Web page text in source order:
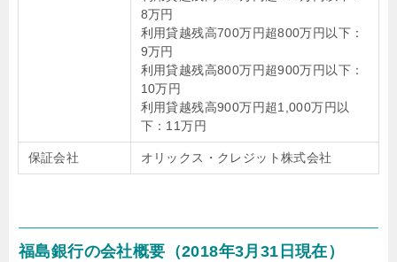
8万円
利用貸越残高700万円超800万円以下：
9万円
利用貸越残高800万円超900万円以下：
10万円
利用貸越残高900万円超1,000万円以
下：11万円
保証会社 オリックス・クレジット株式会社
福島銀行の会社概要（2018年3月31日現在）